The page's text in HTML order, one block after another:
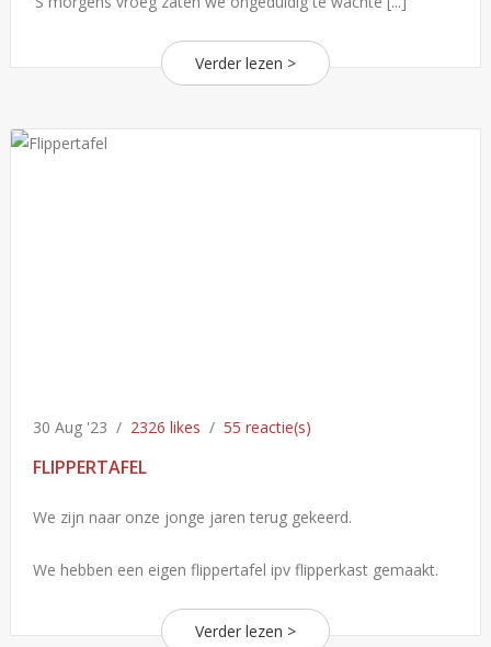
Verder lezen >
30 Aug '23 / 2326 likes / 55 reactie(s)
FLIPPERTAFEL
We zijn naar onze jonge jaren terug gekeerd.
We hebben een eigen flippertafel ipv flipperkast gemaakt.
Verder lezen >